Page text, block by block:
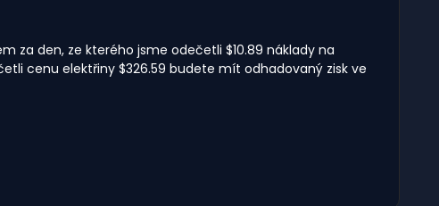
za den, ze kterého jsme odečetli $10.89 náklady na
cenu elektřiny $326.59 budete mít odhadovaný zisk ve